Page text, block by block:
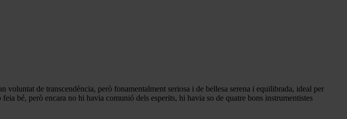
voluntat de transcendència, però fonamentalment seriosa i de bellesa serena i equilibrada, ideal per
bé, però encara no hi havia comunió dels esperits, hi havia so de quatre bons instrumentistes